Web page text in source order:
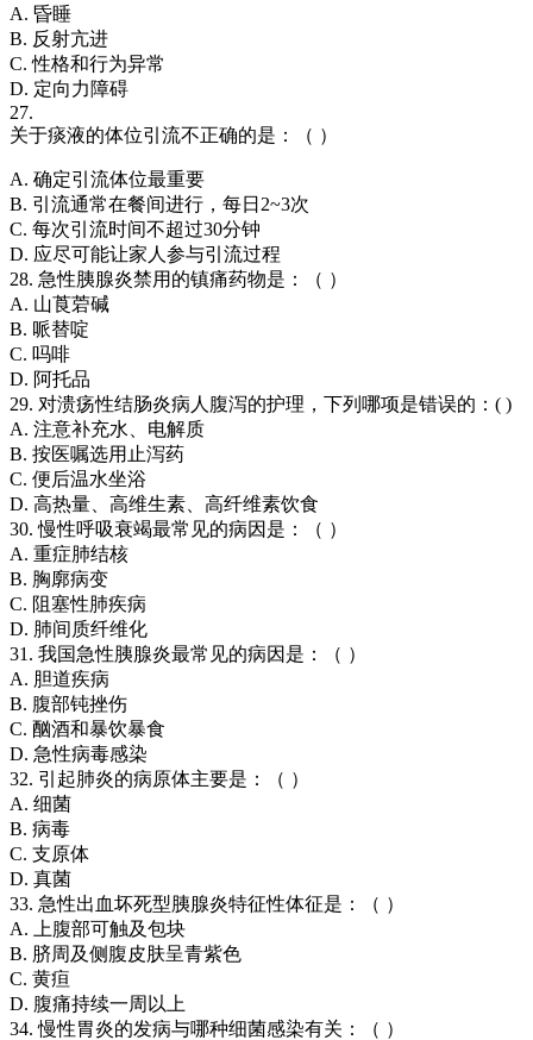
A. 昏睡
B. 反射亢进
C. 性格和行为异常
D. 定向力障碍
27.
关于痰液的体位引流不正确的是：（ ）
A. 确定引流体位最重要
B. 引流通常在餐间进行，每日2~3次
C. 每次引流时间不超过30分钟
D. 应尽可能让家人参与引流过程
28. 急性胰腺炎禁用的镇痛药物是：（ ）
A. 山莨菪碱
B. 哌替啶
C. 吗啡
D. 阿托品
29. 对溃疡性结肠炎病人腹泻的护理，下列哪项是错误的：( )
A. 注意补充水、电解质
B. 按医嘱选用止泻药
C. 便后温水坐浴
D. 高热量、高维生素、高纤维素饮食
30. 慢性呼吸衰竭最常见的病因是：（ ）
A. 重症肺结核
B. 胸廓病变
C. 阻塞性肺疾病
D. 肺间质纤维化
31. 我国急性胰腺炎最常见的病因是：（ ）
A. 胆道疾病
B. 腹部钝挫伤
C. 酗酒和暴饮暴食
D. 急性病毒感染
32. 引起肺炎的病原体主要是：（ ）
A. 细菌
B. 病毒
C. 支原体
D. 真菌
33. 急性出血坏死型胰腺炎特征性体征是：（ ）
A. 上腹部可触及包块
B. 脐周及侧腹皮肤呈青紫色
C. 黄疸
D. 腹痛持续一周以上
34. 慢性胃炎的发病与哪种细菌感染有关：（ ）